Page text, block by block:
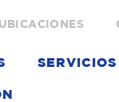
UBICACIONES
SERVICIOS